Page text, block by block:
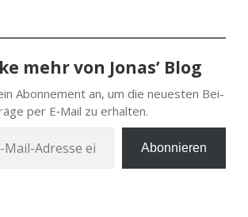
mehr von Jonas’ Blog
Abon­ne­ment an, um die neu­es­ten Bei­
per E‑Mail zu erhalten.
Abonnieren